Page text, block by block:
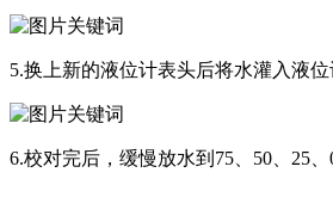
5.换上新的液位计表头后将水灌入液
6.校对完后，缓慢放水到75、50、25